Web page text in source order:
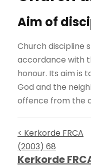
Aim of
Church discipline
accordance with
honour. Its aim is
God and the
offence from the
< Kerkorde FRCA
(2003) 68
Kerkorde